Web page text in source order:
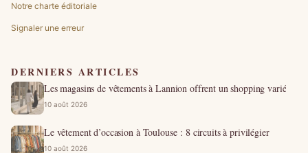
Notre charte éditoriale
Signaler une erreur
DERNIERS ARTICLES
Les magasins de vêtements à Lannion offrent un shopping varié
10 août 2026
Le vêtement d’occasion à Toulouse : 8 circuits à privilégier
10 août 2026